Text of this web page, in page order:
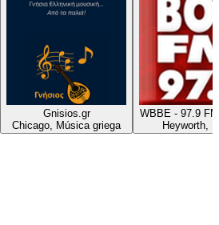
Gnisios.gr
Chicago, Música griega
WBBE - 97.9
Heyworth,